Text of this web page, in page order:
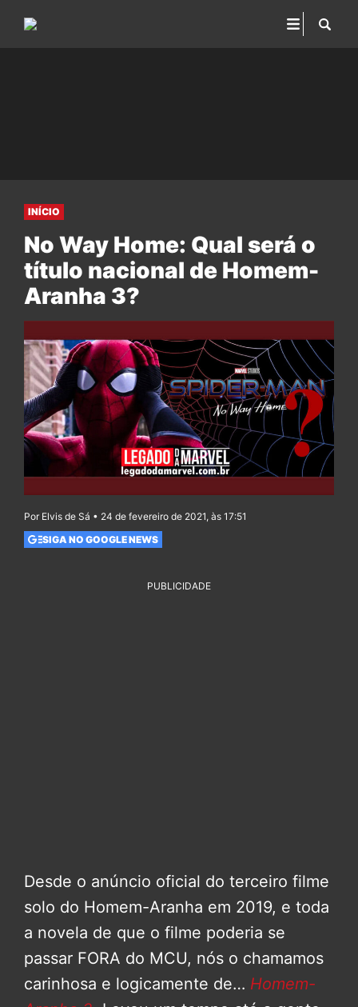
INÍCIO
No Way Home: Qual será o
título nacional de Homem-
Aranha 3?
Por Elvis de Sá • 24 de fevereiro de 2021, às 17:51
SIGA NO GOOGLE NEWS
PUBLICIDADE
Desde o anúncio oficial do terceiro filme
solo do Homem-Aranha em 2019, e toda
a novela de que o filme poderia se
passar FORA do MCU, nós o chamamos
carinhosa e logicamente de… Homem-